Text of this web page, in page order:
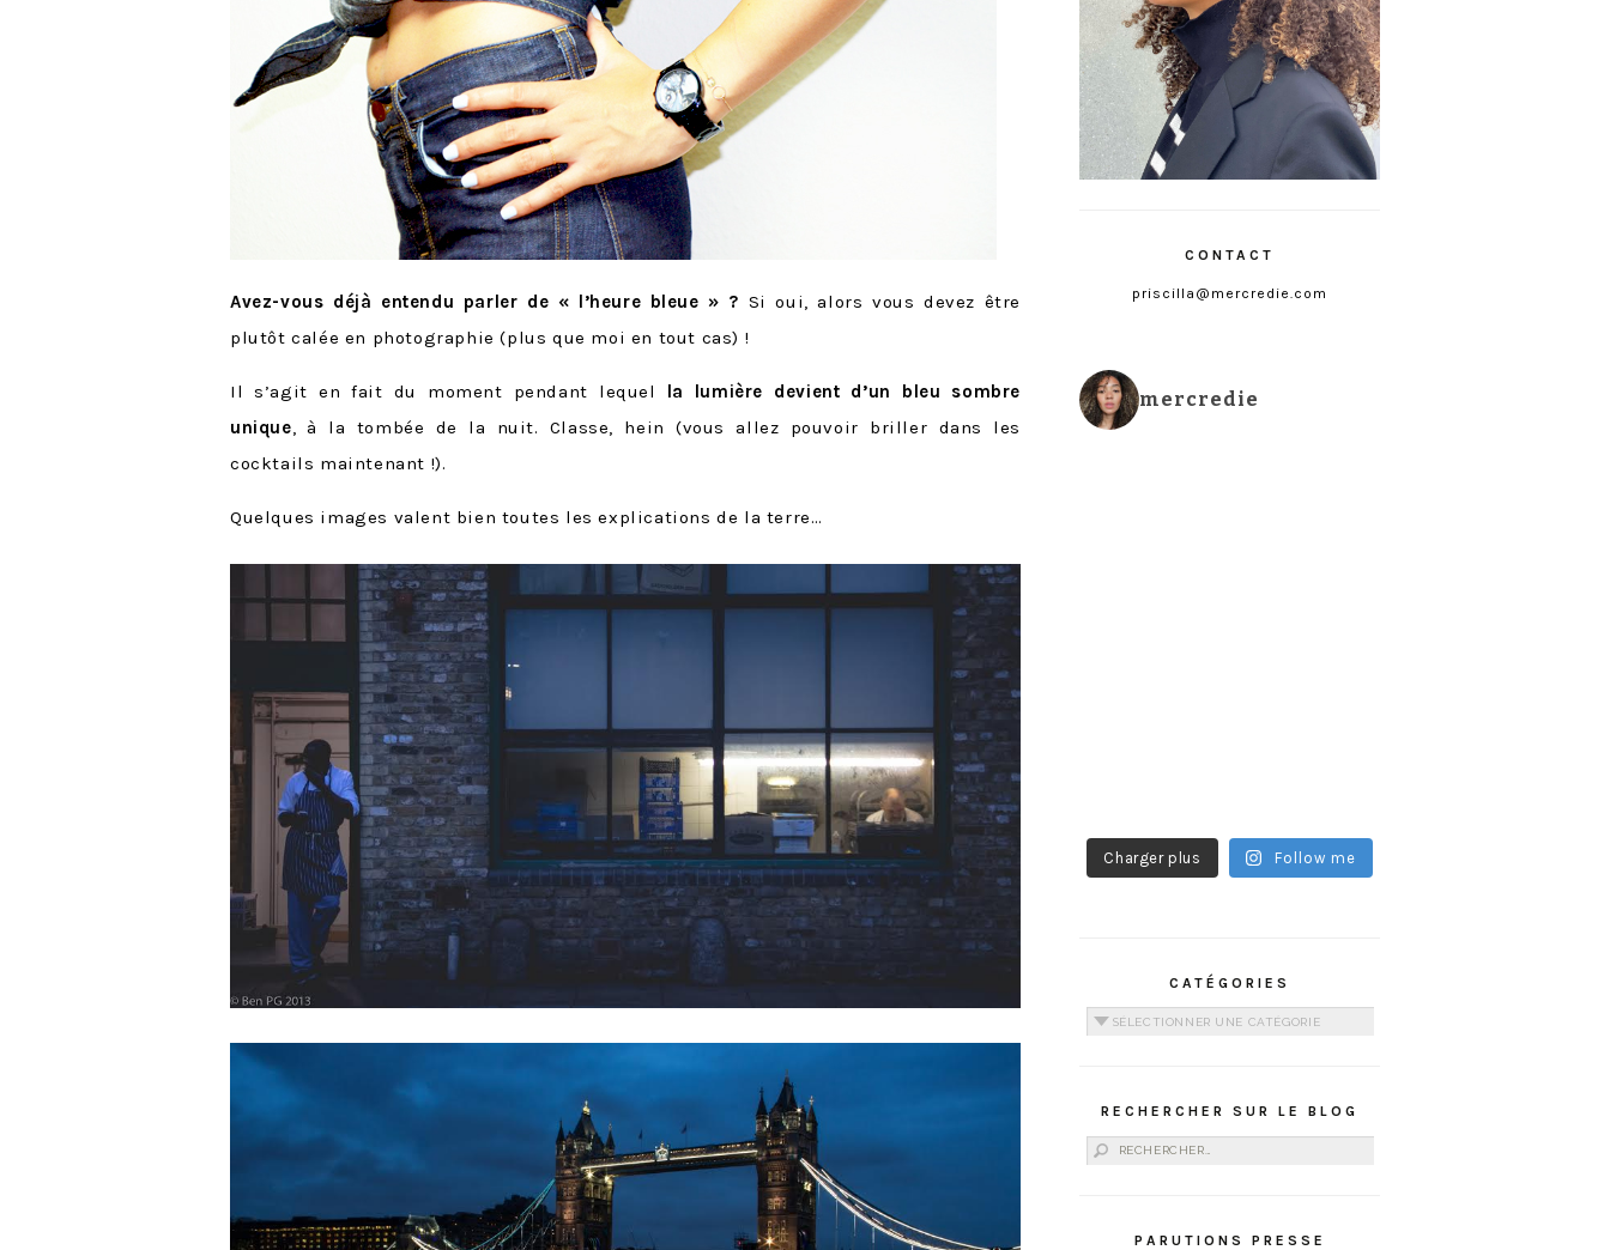
Avez-vous déjà entendu parler de « l’heure bleue » ? Si oui, alors vous devez être
plutôt calée en photographie (plus que moi en tout cas) !
Il s’agit en fait du moment pendant lequel la lumière devient d’un bleu sombre
unique, à la tombée de la nuit. Classe, hein (vous allez pouvoir briller dans les
cocktails maintenant !).
Quelques images valent bien toutes les explications de la terre…
CONTACT
priscilla@mercredie.com
mercredie
Charger plus Follow me
CATÉGORIES
Catégories
RECHERCHER SUR LE BLOG
Rechercher :
PARUTIONS PRESSE